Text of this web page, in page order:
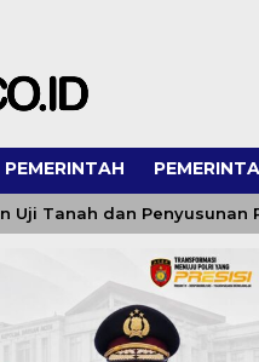
PEMERINTAH
dan Penyusunan